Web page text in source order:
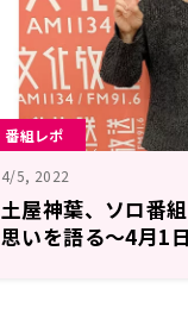
番組レポ
4/5, 2022
土屋神葉、ソロ番
思いを語る～4月1